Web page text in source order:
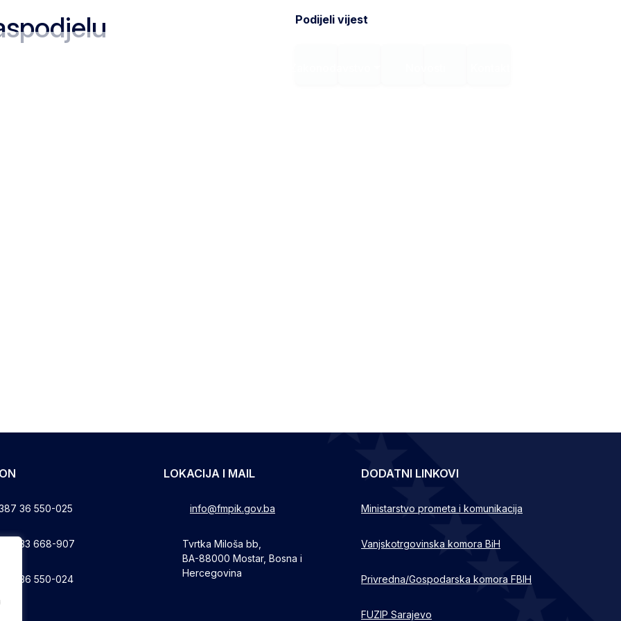
Podijeli vijest
36 550-025
33 668-907
36 550-024
LOKACIJA I MAIL
info@fmpik.gov.ba
Tvrtka Miloša bb,
BA-88000 Mostar, Bosna i
Hercegovina
DODATNI LINKOVI
Ministarstvo prometa i komunikacija
Vanjskotrgovinska komora BiH
Privredna/Gospodarska komora FBIH
FUZIP Sarajevo